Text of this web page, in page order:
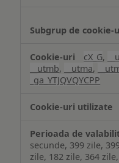
cX_G,
__utmb, __utma,
_ga_YTJQVQYCPP
secunde, 399 zile,
zile, 182 zile, 364